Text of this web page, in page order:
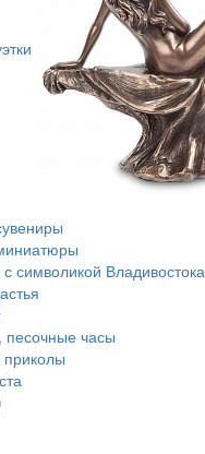
символикой Владивостока
песочные часы